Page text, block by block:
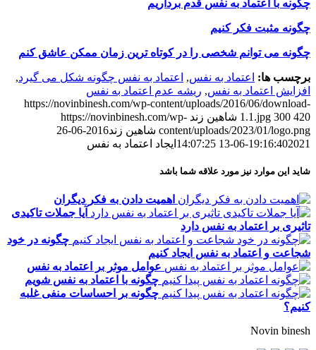
چگونه با اعتماد به نفس قدم برداریم
چگونه مثبت فکر کنیم
چگونه می توانم شخصی را در کوتاه ترین زمان ممکن عاشق کنم
برچسب ها: اعتماد به نفس, اعتماد به نفس چگونه شکل می گیرد,
افزایش اعتماد به نفس, ریشه عدم اعتماد به نفس
https://novinbinesh.com/wp-content/uploads/2016/06/download-
1.1.jpg 300 420 شاهین زند https://novinbinesh.com/wp-
content/uploads/2023/01/logo.png شاهین زند
2016-06-26
19:16:402021-06-13 14:07:25 ایجاد اعتماد به نفس
شاید این موارد نیز مورد علاقه شما باشد
اهمیت دادن به فکر دیگران
آیا جملات تاکیدی
تاثیری بر اعتماد به نفس دارد
چگونه در خود
شجاعت و اعتماد به نفس ایجاد کنیم
عوامل موثر بر اعتماد به نفس
چگونه با اعتماد به نفس شویم
چگونه بر احساسات منفی غلبه
کنیم؟
Novin binesh